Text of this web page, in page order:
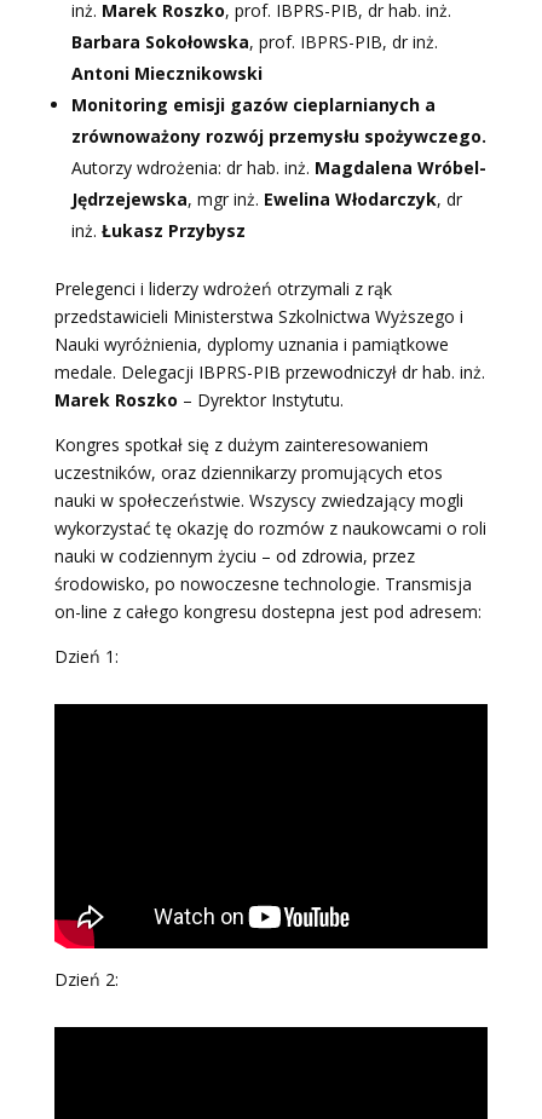
inż. Marek Roszko, prof. IBPRS-PIB, dr hab. inż.
Barbara Sokołowska, prof. IBPRS-PIB, dr inż.
Antoni Miecznikowski
Monitoring emisji gazów cieplarnianych a
zrównoważony rozwój przemysłu spożywczego.
Autorzy wdrożenia: dr hab. inż. Magdalena Wróbel-
Jędrzejewska, mgr inż. Ewelina Włodarczyk, dr
inż. Łukasz Przybysz
Prelegenci i liderzy wdrożeń otrzymali z rąk
przedstawicieli Ministerstwa Szkolnictwa Wyższego i
Nauki wyróżnienia, dyplomy uznania i pamiątkowe
medale. Delegacji IBPRS-PIB przewodniczył dr hab. inż.
Marek Roszko – Dyrektor Instytutu.
Kongres spotkał się z dużym zainteresowaniem
uczestników, oraz dziennikarzy promujących etos
nauki w społeczeństwie. Wszyscy zwiedzający mogli
wykorzystać tę okazję do rozmów z naukowcami o roli
nauki w codziennym życiu – od zdrowia, przez
środowisko, po nowoczesne technologie. Transmisja
on-line z całego kongresu dostepna jest pod adresem:
Dzień 1:
Dzień 2: